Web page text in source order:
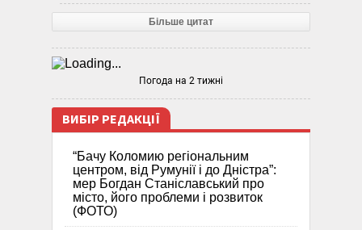
Більше цитат
Погода на 2 тижні
ВИБІР РЕДАКЦІЇ
“Бачу Коломию регіональним
центром, від Румунії і до Дністра”:
мер Богдан Станіславський про
місто, його проблеми і розвиток
(ФОТО)